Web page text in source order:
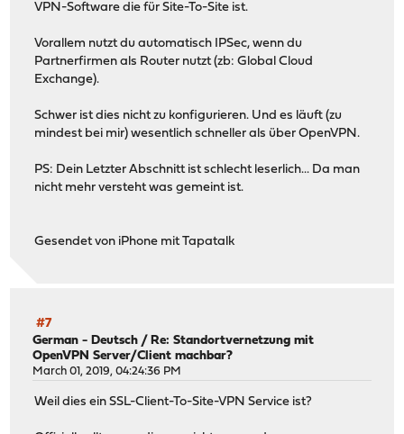
VPN-Software die für Site-To-Site ist.
Vorallem nutzt du automatisch IPSec, wenn du
Partnerfirmen als Router nutzt (zb: Global Cloud
Exchange).
Schwer ist dies nicht zu konfigurieren. Und es läuft (zu
mindest bei mir) wesentlich schneller als über OpenVPN.
PS: Dein Letzter Abschnitt ist schlecht leserlich... Da man
nicht mehr versteht was gemeint ist.
Gesendet von iPhone mit Tapatalk
#7
German - Deutsch / Re: Standortvernetzung mit
OpenVPN Server/Client machbar?
March 01, 2019, 04:24:36 PM
Weil dies ein SSL-Client-To-Site-VPN Service ist?